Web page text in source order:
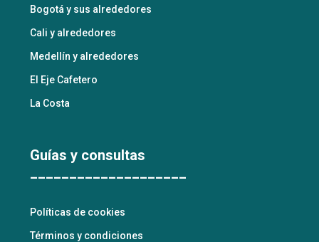
Bogotá y sus alrededores
Cali y alrededores
Medellín y alrededores
El Eje Cafetero
La Costa
Guías y consultas
____________________
Políticas de cookies
Términos y condiciones